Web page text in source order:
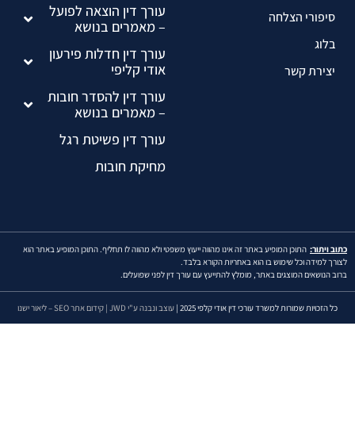
סיפורי הצלחה
בלוג
יצירת קשר
עורך דין הוצאה לפועל
– מאמרים בנושא
עורך דין חדלות פירעון
אודי קליפי
עורך דין להסדר חובות
– מאמרים בנושא
עורך דין פשיטת רגל
מחיקת חובות
כתוב ויתור: התוכן המופיע באתר זה אינו מהווה ייעוץ משפטי ולא מהווה לו תחליף. התוכן המופיע באתר הוא
לצורך למידה וכל שימוש בו הוא באחריות הקורא בלבד.
ברוב הנושאים המוצגים באתר, מומלץ להתייעץ עם עורך דין לפני שפועלים.
כל הזכויות שמורות למשרד עורכי דין אודי קלפי 2025 | עוצב ונבנה ע"י JWD | קידום אתר SEO – ליאור ישנו